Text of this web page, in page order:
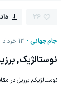
جام جهانی 13 خرداد 1405 ساعت 17:00
26
نوستالژیک,
نوستالژیک, برزیل در مقابل